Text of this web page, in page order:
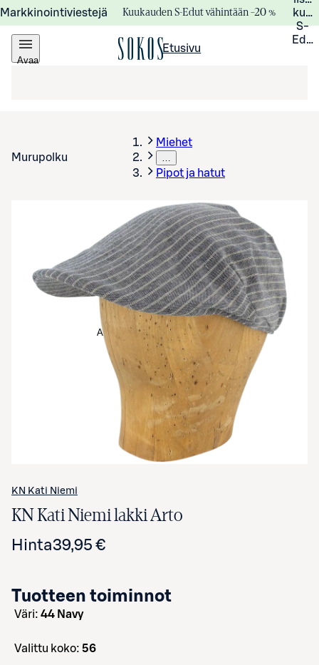
Markkinointiviestejä Kuukauden S-Edut vähintään –20 %
S-
Avaa
Etusivu
Murupolku
Miehet
…
Pipot ja hatut
Avaa tuotekuva suurennettuna
KN Kati Niemi
KN Kati Niemi lakki Arto
Hinta39,95 €
Tuotteen toiminnot
väri: 44 Navy
Valittu koko: 56